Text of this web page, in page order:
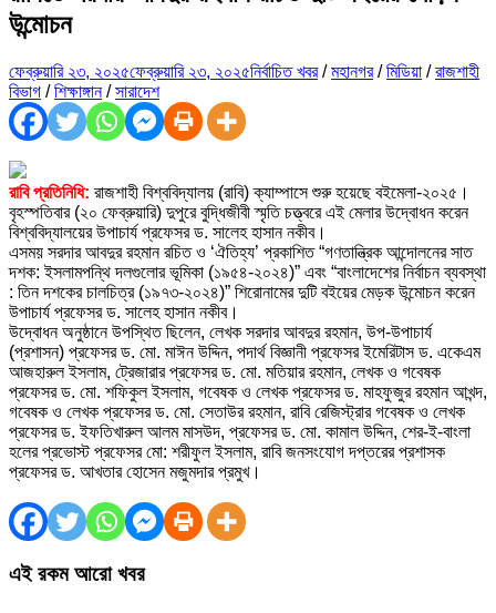
উন্মোচন
ফেব্রুয়ারি ২৩, ২০২৫ফেব্রুয়ারি ২৩, ২০২৫নির্বাচিত খবর/মহানগর/মিডিয়া /রাজশাহী
বিভাগ /শিক্ষাঙ্গান/সারাদেশ
রাবি প্রতিনিধি: রাজশাহী বিশ্ববিদ্যালয় (রাবি) ক্যাম্পাসে শুরু হয়েছে বইমেলা-২০২৫।
বৃহস্পতিবার (২০ ফেব্রুয়ারি) দুপুরে বুদ্ধিজীবী স্মৃতি চত্ত্বরে এই মেলার উদ্বোধন করেন
বিশ্ববিদ্যালয়ের উপাচার্য প্রফেসর ড. সালেহ হাসান নকীব।
এসময় সরদার আবদুর রহমান রচিত ও ‘ঐতিহ্য’ প্রকাশিত “গণতান্ত্রিক আন্দোলনের সাত
দশক: ইসলামপন্থি দলগুলোর ভূমিকা (১৯৫৪-২০২৪)” এবং “বাংলাদেশের নির্বাচন ব্যবস্থা
: তিন দশকের চালচিত্র (১৯৭৩-২০২৪)” শিরোনামের দুটি বইয়ের মেড়ক উন্মোচন করেন
উপাচার্য প্রফেসর ড. সালেহ হাসান নকীব।
উদ্বোধন অনুষ্ঠানে উপস্থিত ছিলেন, লেখক সরদার আবদুর রহমান, উপ-উপাচার্য
(প্রশাসন) প্রফেসর ড. মো. মাঈন উদ্দিন, পদার্থ বিজ্ঞানী প্রফেসর ইমেরিটাস ড. একেএম
আজহারুল ইসলাম, ট্রেজারার প্রফেসর ড. মো. মতিয়ার রহমান, লেখক ও গবেষক
প্রফেসর ড. মো. শফিকুল ইসলাম, গবেষক ও লেখক প্রফেসর ড. মাহফুজুর রহমান আখন্দ,
গবেষক ও লেখক প্রফেসর ড. মো. সেতাউর রহমান, রাবি রেজিস্ট্রার গবেষক ও লেখক
প্রফেসর ড. ইফতিখারুল আলম মাসউদ, প্রফেসর ড. মো. কামাল উদ্দিন, শের-ই-বাংলা
হলের প্রভোস্ট প্রফেসর মো: শরীফুল ইসলাম, রাবি জনসংযোগ দপ্তরের প্রশাসক
প্রফেসর ড. আখতার হোসেন মজুমদার প্রমুখ।
এই রকম আরো খবর